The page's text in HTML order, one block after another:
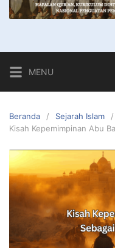
MENU
Beranda
Sejarah Islam
Kisah Kepemimpinan Abu